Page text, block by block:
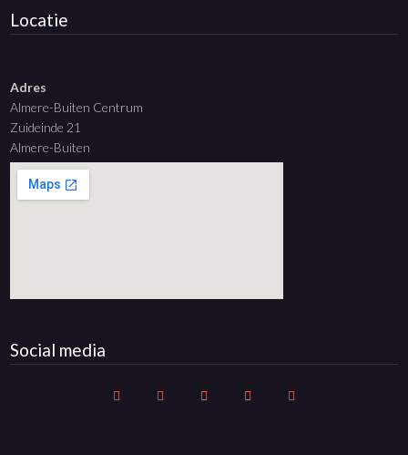
Locatie
Adres
Almere-Buiten Centrum
Zuideinde 21
Almere-Buiten
Social media